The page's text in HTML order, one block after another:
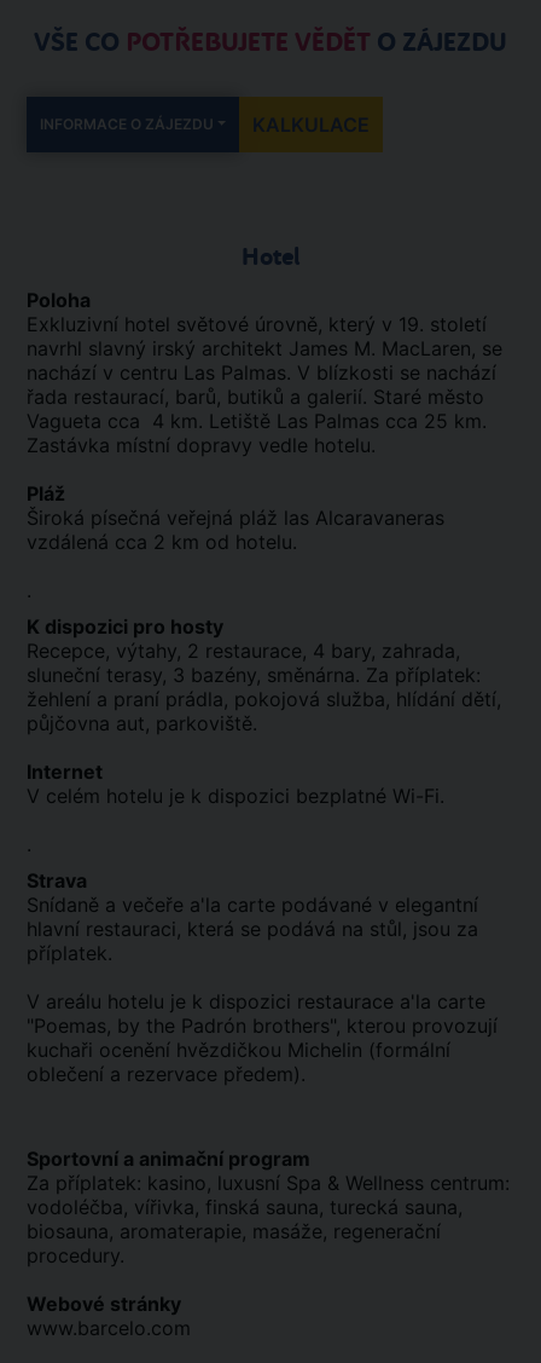
VŠE CO POTŘEBUJETE VĚDĚT O ZÁJEZDU
INFORMACE O ZÁJEZDU KALKULACE
Hotel
Poloha
Exkluzivní hotel světové úrovně, který v 19. století
navrhl slavný irský architekt James M. MacLaren, se
nachází v centru Las Palmas. V blízkosti se nachází
řada restaurací, barů, butiků a galerií. Staré město
Vagueta cca 4 km. Letiště Las Palmas cca 25 km.
Zastávka místní dopravy vedle hotelu.
Pláž
Široká písečná veřejná pláž las Alcaravaneras
vzdálená cca 2 km od hotelu.
.
K dispozici pro hosty
Recepce, výtahy, 2 restaurace, 4 bary, zahrada,
sluneční terasy, 3 bazény, směnárna. Za příplatek:
žehlení a praní prádla, pokojová služba, hlídání dětí,
půjčovna aut, parkoviště.
Internet
V celém hotelu je k dispozici bezplatné Wi-Fi.
.
Strava
Snídaně a večeře a'la carte podávané v elegantní
hlavní restauraci, která se podává na stůl, jsou za
příplatek.
V areálu hotelu je k dispozici restaurace a'la carte
"Poemas, by the Padrón brothers", kterou provozují
kuchaři ocenění hvězdičkou Michelin (formální
oblečení a rezervace předem).
Sportovní a animační program
Za příplatek: kasino, luxusní Spa & Wellness centrum:
vodoléčba, vířivka, finská sauna, turecká sauna,
biosauna, aromaterapie, masáže, regenerační
procedury.
Webové stránky
www.barcelo.com